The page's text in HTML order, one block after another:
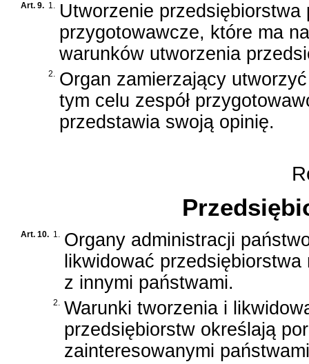
Art. 9. 1. Utworzenie
przygotowawcze, które ma
warunków utworzenia
2. Organ zamierzający
tym celu zespół
przedstawia swoją opinię.
Art. 10. 1. Organy administracji
likwidować
z innymi państwami.
2. Warunki tworzenia i
przedsiębiorstw określają
zainteresowanymi